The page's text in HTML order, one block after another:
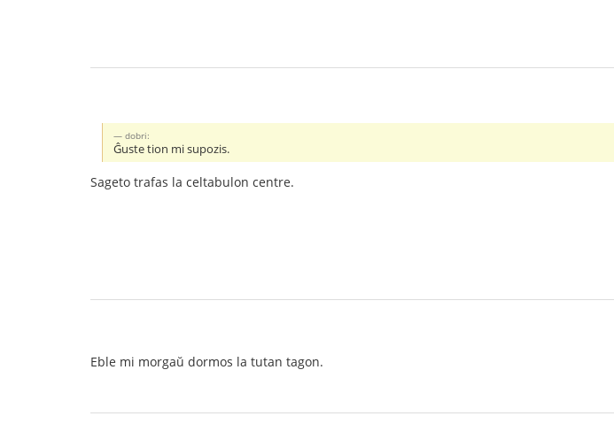
dobri:
Ĝuste tion mi supozis.
Sageto trafas la celtabulon centre.
Eble mi morgaŭ dormos la tutan tagon.